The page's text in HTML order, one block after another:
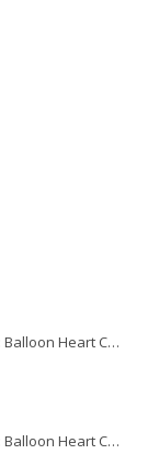
SD Select Entremet Cake Series: Balloon Heart Cutter Small Cutter (Antreme Pasta Serisi: Balon Kalp Kesici)
SD Select Entremet Cake Series: Balloon Heart Cutter Cutter (Antreme Pasta Serisi: Balon Kalp Kesici)